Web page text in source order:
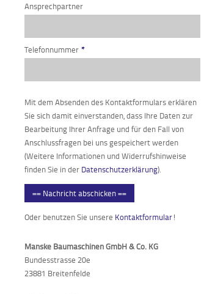
Ansprechpartner
Telefonnummer *
Mit dem Absenden des Kontaktformulars erklären
Sie sich damit einverstanden, dass Ihre Daten zur
Bearbeitung Ihrer Anfrage und für den Fall von
Anschlussfragen bei uns gespeichert werden
(Weitere Informationen und Widerrufshinweise
finden Sie in der Datenschutzerklärung).
== Nachricht abschicken ==
Oder benutzen Sie unsere Kontaktformular!
Manske Baumaschinen GmbH & Co. KG
Bundesstrasse 20e
23881 Breitenfelde